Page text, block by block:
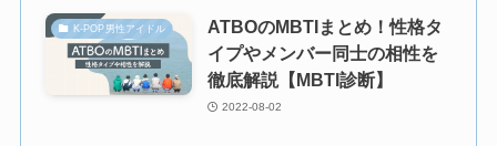
K-POP男性アイドル
ATBOのMBTIまとめ！性格タ
イプやメンバー同士の相性を
徹底解説【MBTI診断】
2022-08-02